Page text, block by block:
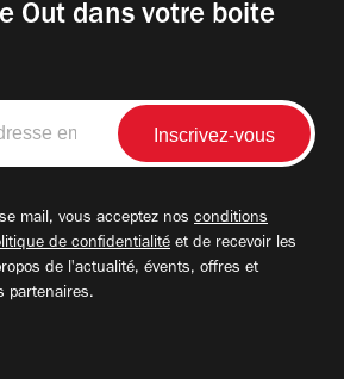
Out dans votre boite
mail, vous acceptez nos conditions
de confidentialité et de recevoir les
de l'actualité, évents, offres et
partenaires.